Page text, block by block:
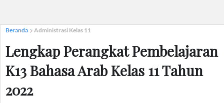
Beranda Administrasi Kelas 11
Lengkap Perangkat Pembelajaran
K13 Bahasa Arab Kelas 11 Tahun
2022